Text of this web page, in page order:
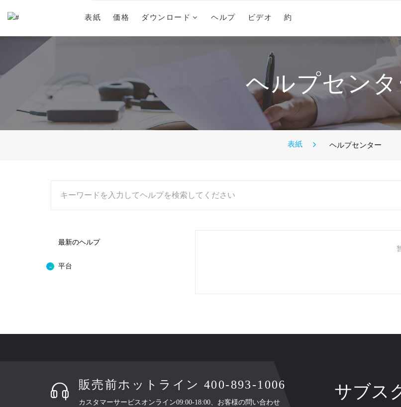
表紙 価格 ダウンロード ヘルプ ビデオ 約
ヘルプセン
表紙 ヘルプセンター
キーワードを入力してヘルプを検索してください
最新のヘルプ
平台
販売前ホットライン 400-893-1006
カスタマーサービスオンライン09:00-18:00、お客様の問い合わせ
サブス